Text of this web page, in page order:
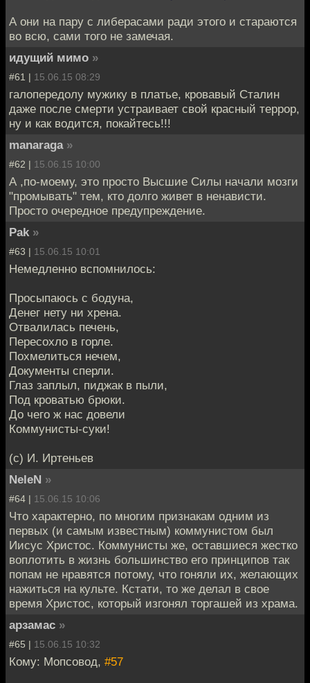
А они на пару с либерасами ради этого и стараются
во всю, сами того не замечая.
идущий мимо »
#61 | 15.06.15 08:29
галопередолу мужику в платье, кровавый Сталин
даже после смерти устраивает свой красный террор,
ну и как водится, покайтесь!!!
manaraga »
#62 | 15.06.15 10:00
А ,по-моему, это просто Высшие Силы начали мозги
"промывать" тем, кто долго живет в ненависти.
Просто очередное предупреждение.
Pak »
#63 | 15.06.15 10:01
Немедленно вспомнилось:
Просыпаюсь с бодуна,
Денег нету ни хрена.
Отвалилась печень,
Пересохло в горле.
Похмелиться нечем,
Документы сперли.
Глаз заплыл, пиджак в пыли,
Под кроватью брюки.
До чего ж нас довели
Коммунисты-суки!
(с) И. Иртеньев
NeleN »
#64 | 15.06.15 10:06
Что характерно, по многим признакам одним из
первых (и самым известным) коммунистом был
Иисус Христос. Коммунисты же, оставшиеся жестко
воплотить в жизнь большинство его принципов так
попам не нравятся потому, что гоняли их, желающих
нажиться на культе. Кстати, то же делал в свое
время Христос, который изгонял торгашей из храма.
арзамас »
#65 | 15.06.15 10:32
Кому: Мопсовод, #57